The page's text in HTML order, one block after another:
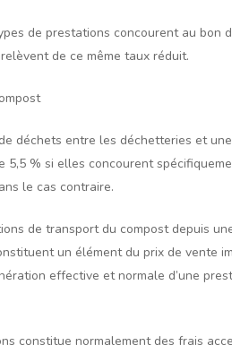
de prestations concourent au
de ce même taux réduit.
déchets entre les déchetteries et
% si elles concourent
le cas contraire.
de transport du compost depuis
un élément du prix de vente
effective et normale d’une
constitue normalement des frais